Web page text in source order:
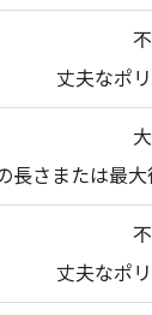
丈夫なポ
長さまたは最
丈夫なポ